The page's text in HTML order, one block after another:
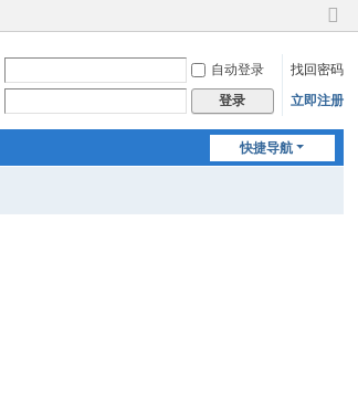
切
到
窄
自动登录
找回密码
登录 立即注册
快捷导航